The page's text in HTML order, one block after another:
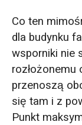
Co ten
dla budynku
wsporniki nie
przenoszą
się tam i z
Punkt